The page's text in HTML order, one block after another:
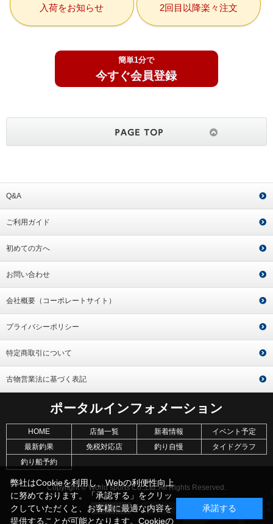
入荷をお知らせ 2回目以降楽々注文
簡単1分で
今すぐ会員登録
Q&A
ご利用ガイド
初めての方へ
お問い合わせ
会社概要（コーポレートサイト）
プライバシーポリシー
特定商取引について
古物営業法に基づく表記
ポータルインフォメーション
HOME 店舗一覧 新着情報
イベント予定
最新釣果
免税対応店 釣り自慢
タイドグラフ
釣り船予約
Copyright © World sports Co.,Ltd. All Rights Reserved.
弊社はCookieを利用し、Webの利便性向上
に努めております。「承認する」をクリッ
クしていただくと、お客様に最適な内容を
提供することが可能となります。Cookieの
承諾する